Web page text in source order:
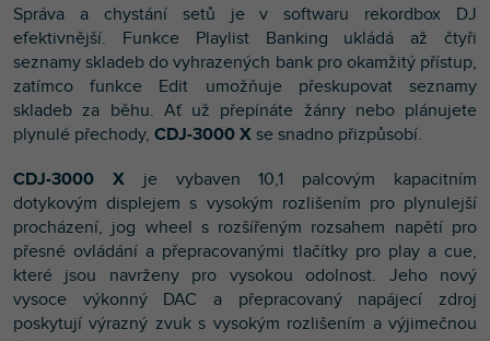
Správa a chystání setů je v softwaru rekordbox DJ
efektivnější. Funkce Playlist Banking ukládá až čtyři
seznamy skladeb do vyhrazených bank pro okamžitý přístup,
zatímco funkce Edit umožňuje přeskupovat seznamy
skladeb za běhu. Ať už přepínáte žánry nebo plánujete
plynulé přechody, CDJ-3000 X se snadno přizpůsobí.
CDJ-3000 Xje vybaven 10,1 palcovým kapacitním
dotykovým displejem s vysokým rozlišením pro plynulejší
procházení, jog wheel s rozšířeným rozsahem napětí pro
přesné ovládání a přepracovanými tlačítky pro play a cue,
které jsou navrženy pro vysokou odolnost. Jeho nový
vysoce výkonný DAC a přepracovaný napájecí zdroj
poskytují výrazný zvuk s vysokým rozlišením a výjimečnou